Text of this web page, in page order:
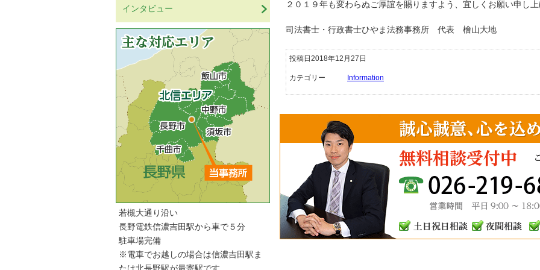
２０１９年も変わらぬご厚誼を賜りますよう、宜しくお願い申し
司法書士・行政書士ひやま法務事務所 代表 檜山大地
投稿日2018年12月27日
カテゴリー Information
インタビュー
若槻大通り沿い
長野電鉄信濃吉田駅から車で５分
駐車場完備
※電車でお越しの場合は信濃吉田駅ま